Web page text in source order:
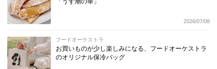
2026/07/08
フードオーケストラ
お買いものが少し楽しみになる、フードオーケストラ
のオリジナル保冷バッグ